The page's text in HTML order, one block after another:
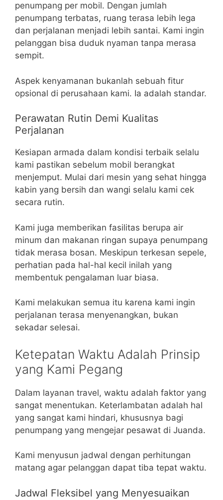
penumpang per mobil. Dengan jumlah
penumpang terbatas, ruang terasa lebih lega
dan perjalanan menjadi lebih santai. Kami ingin
pelanggan bisa duduk nyaman tanpa merasa
sempit.
Aspek kenyamanan bukanlah sebuah fitur
opsional di perusahaan kami. Ia adalah standar.
Perawatan Rutin Demi Kualitas
Perjalanan
Kesiapan armada dalam kondisi terbaik selalu
kami pastikan sebelum mobil berangkat
menjemput. Mulai dari mesin yang sehat hingga
kabin yang bersih dan wangi selalu kami cek
secara rutin.
Kami juga memberikan fasilitas berupa air
minum dan makanan ringan supaya penumpang
tidak merasa bosan. Meskipun terkesan sepele,
perhatian pada hal-hal kecil inilah yang
membentuk pengalaman luar biasa.
Kami melakukan semua itu karena kami ingin
perjalanan terasa menyenangkan, bukan
sekadar selesai.
Ketepatan Waktu Adalah Prinsip
yang Kami Pegang
Dalam layanan travel, waktu adalah faktor yang
sangat menentukan. Keterlambatan adalah hal
yang sangat kami hindari, khususnya bagi
penumpang yang mengejar pesawat di Juanda.
Kami menyusun jadwal dengan perhitungan
matang agar pelanggan dapat tiba tepat waktu.
Jadwal Fleksibel yang Menyesuaikan